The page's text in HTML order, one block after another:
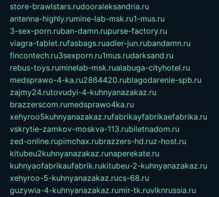
store-brawlstars.rudooraleksandria.ru
antenna-highly.rumine-lab-msk.ru1-mus.ru
3-sex-porn.ruban-damn.rupurse-factory.ru
viagra-tablet.rufasbags.ruadler-jun.rubandamn.ru
fincontech.ru3sexporn.ru1mus.rudarksand.ru
rebus-toys.ruminelab-msk.rualabuga-cityhotel.ru
medsprawo-4-ka.ru2864420.rublagodarenie-spb.ru
zajmy24.rutovudyi-4-kuhnyanazakaz.ru
brazzerscom.rumedsprawo4ka.ru
xehyroo5kuhnyanazakaz.rufabrikayfabrikaefabrika.ru
vskrytie-zamkov-moskva-113.rubiletnadom.ru
zed-online.rupimchax.rubrazzers-hd.ruz-host.ru
kitubeu2kuhnyanazakaz.runaperekate.ru
kuhnyaofabrikaufabrik.rukitubeu-2-kuhnyanazakaz.ru
xehyroo-5-kuhnyanazakaz.rucs-68.ru
guzywia-4-kuhnyanazakaz.rumir-tk.ruvlknrussia.ru